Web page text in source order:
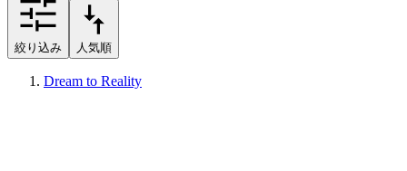
絞り込み 人気順
Dream to Reality